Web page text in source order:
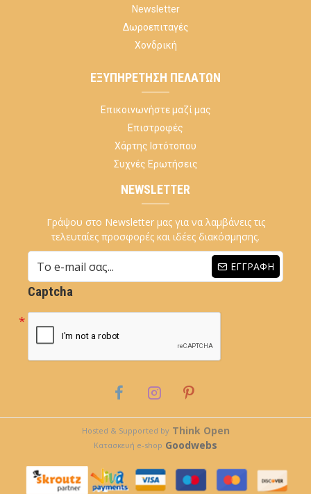
Newsletter
Δωροεπιταγές
Χονδρική
ΕΞΥΠΗΡΈΤΗΣΗ ΠΕΛΑΤΏΝ
Επικοινωνήστε μαζί μας
Επιστροφές
Χάρτης Ιστότοπου
Συχνές Ερωτήσεις
NEWSLETTER
Γράψου στο Newsletter μας για να λαμβάνεις τις
τελευταίες προσφορές και ιδέες διακόσμησης.
ΕΓΓΡΑΦΉ
Captcha
Hosted & Supported by Think Open
Κατασκευή e-shop Goodwebs